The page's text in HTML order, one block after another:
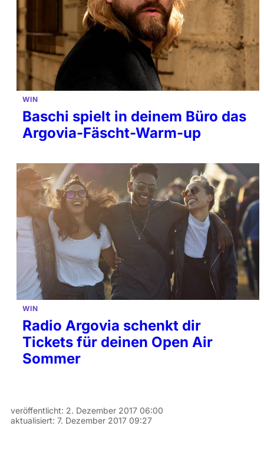
WIN
Baschi spielt in deinem Büro das
Argovia-Fäscht-Warm-up
WIN
Radio Argovia schenkt dir
Tickets für deinen Open Air
Sommer
veröffentlicht: 2. Dezember 2017 06:00
aktualisiert: 7. Dezember 2017 09:27